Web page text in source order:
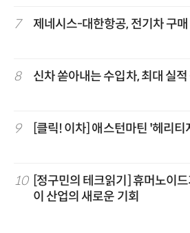
7 제네시스-대한항공, 전기차 구
8 신차 쏟아내는 수입차, 최대 실
9 [클릭! 이차] 애스턴마틴 '헤리
10
[정구민의 테크읽기] 휴머노이
이 산업의 새로운 기회